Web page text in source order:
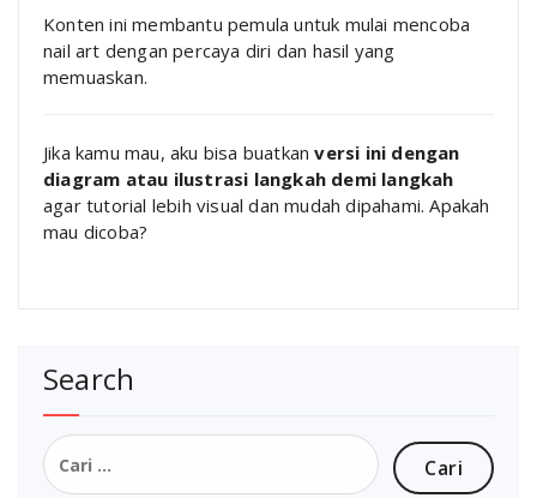
Konten ini membantu pemula untuk mulai mencoba
nail art dengan percaya diri dan hasil yang
memuaskan.
Jika kamu mau, aku bisa buatkanversi ini dengan
diagram atau ilustrasi langkah demi langkah
agar tutorial lebih visual dan mudah dipahami. Apakah
mau dicoba?
Search
Cari
untuk: